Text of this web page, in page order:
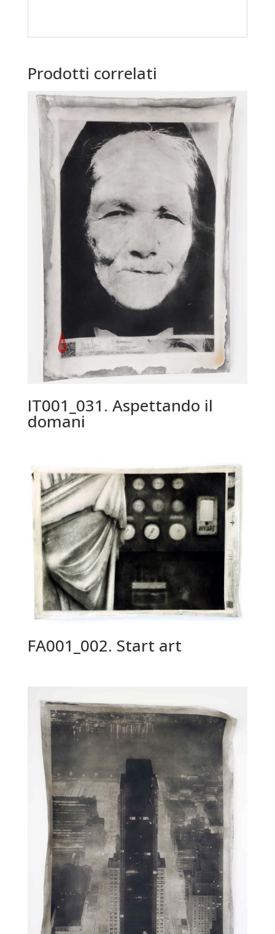
Prodotti correlati
IT001_031. Aspettando il
domani
FA001_002. Start art